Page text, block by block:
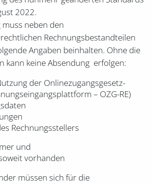
2022.
muss neben den
Rechnungsbestandteilen
Angaben beinhalten. Ohne die
kann keine Absendung erfolgen:
der Onlinezugangsgesetz-
– OZG-RE)
Rechnungsstellers
und
vorhanden
müssen sich für die